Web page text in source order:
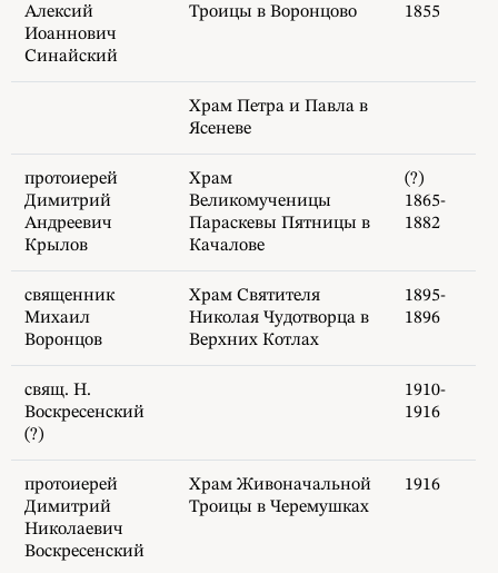
Алексий
Иоаннович
Синайский
Троицы в Воронцово
1855
Храм Петра и Павла в
Ясеневе
протоиерей
Димитрий
Андреевич
Крылов
Храм
Великомученицы
Параскевы Пятницы в
Качалове
(?)
1865-
1882
священник
Михаил
Воронцов
Храм Святителя
Николая Чудотворца в
Верхних Котлах
1895-
1896
свящ. Н.
Воскресенский
(?)
1910-
1916
протоиерей
Димитрий
Николаевич
Воскресенский
Храм Живоначальной
Троицы в Черемушках
1916